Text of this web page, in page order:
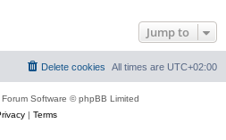
Jump to
All times are UTC+02:00
Delete cookies
Software © phpBB Limited
| Terms